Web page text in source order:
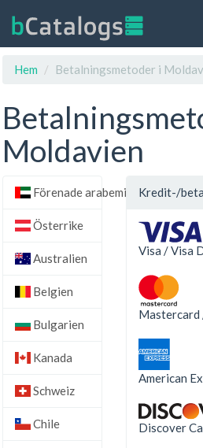
Hem
Betalningsmetoder i
Moldavien
Förenade arabemiraten
Österrike
Australien
Belgien
Bulgarien
Kanada
Schweiz
Chile
Kredit-/
Visa / Visa
American
Discover